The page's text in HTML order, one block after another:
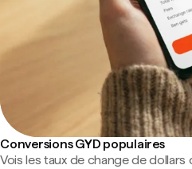
Conversions GYD populaires
Vois les taux de change de dollars